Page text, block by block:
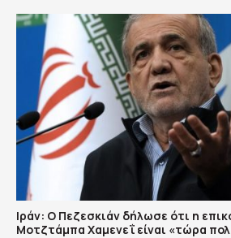
Ιράν: Ο Πεζεσκιάν δήλωσε ότι η
Μοτζτάμπα Χαμενεΐ είναι «τώρα